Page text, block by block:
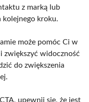
z marką lub
kroku.
może pomóc Ci w
zwiększyć widoczność
do zwiększenia
upewnij się, że jest